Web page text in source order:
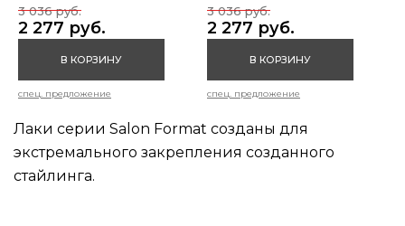
2 277 руб.
3 036 руб.
В КОРЗИНУ
спец. предложение
2 277 руб.
3 036 руб.
В КОРЗИНУ
спец. предложение
Лаки серии Salon Format созданы для
экстремального закрепления созданного
стайлинга.